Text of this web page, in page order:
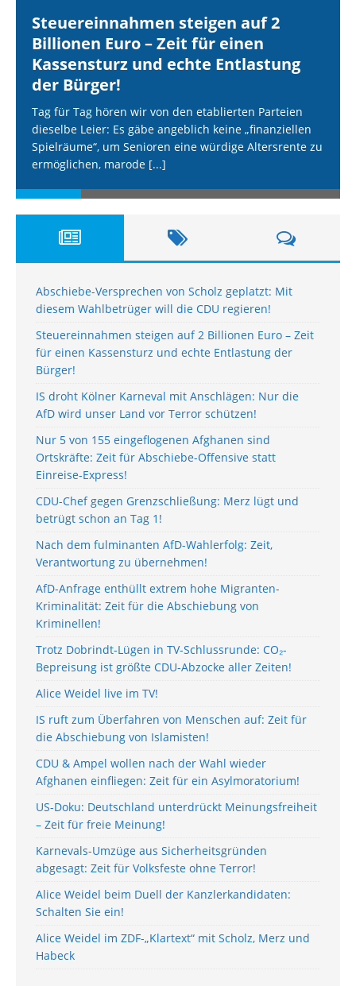
Steuereinnahmen steigen auf 2
Billionen Euro – Zeit für einen
Kassensturz und echte Entlastung
der Bürger!
Tag für Tag hören wir von den etablierten Parteien
dieselbe Leier: Es gäbe angeblich keine „finanziellen
Spielräume“, um Senioren eine würdige Altersrente zu
ermöglichen, marode [...]
Abschiebe-Versprechen von Scholz geplatzt: Mit
diesem Wahlbetrüger will die CDU regieren!
Steuereinnahmen steigen auf 2 Billionen Euro – Zeit
für einen Kassensturz und echte Entlastung der
Bürger!
IS droht Kölner Karneval mit Anschlägen: Nur die
AfD wird unser Land vor Terror schützen!
Nur 5 von 155 eingeflogenen Afghanen sind
Ortskräfte: Zeit für Abschiebe-Offensive statt
Einreise-Express!
CDU-Chef gegen Grenzschließung: Merz lügt und
betrügt schon an Tag 1!
Nach dem fulminanten AfD-Wahlerfolg: Zeit,
Verantwortung zu übernehmen!
AfD-Anfrage enthüllt extrem hohe Migranten-
Kriminalität: Zeit für die Abschiebung von
Kriminellen!
Trotz Dobrindt-Lügen in TV-Schlussrunde: CO₂-
Bepreisung ist größte CDU-Abzocke aller Zeiten!
Alice Weidel live im TV!
IS ruft zum Überfahren von Menschen auf: Zeit für
die Abschiebung von Islamisten!
CDU & Ampel wollen nach der Wahl wieder
Afghanen einfliegen: Zeit für ein Asylmoratorium!
US-Doku: Deutschland unterdrückt Meinungsfreiheit
– Zeit für freie Meinung!
Karnevals-Umzüge aus Sicherheitsgründen
abgesagt: Zeit für Volksfeste ohne Terror!
Alice Weidel beim Duell der Kanzlerkandidaten:
Schalten Sie ein!
Alice Weidel im ZDF-„Klartext“ mit Scholz, Merz und
Habeck